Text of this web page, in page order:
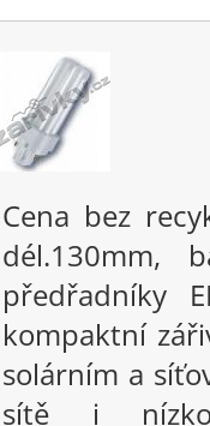
Cena bez
dél.130mm,
předřadníky
kompaktní
solárním a
sítě i